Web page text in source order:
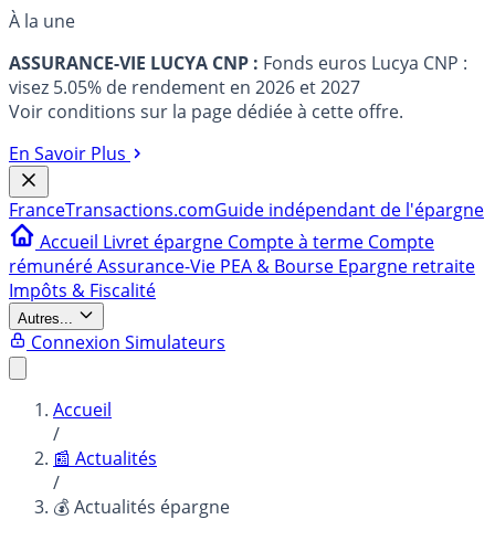
À la une
ASSURANCE-VIE LUCYA CNP : Fonds euros Lucya CNP :
visez 5.05% de rendement en 2026 et 2027
Voir conditions sur la page dédiée à cette offre.
En Savoir Plus
FranceTransactions.comGuide indépendant de l'épargne
Accueil Livret épargne Compte à terme Compte
rémunéréAssurance-Vie PEA & Bourse Epargne retraite
Impôts & Fiscalité
Autres...
Connexion Simulateurs
Accueil
/
📰 Actualités
/
💰 Actualités épargne